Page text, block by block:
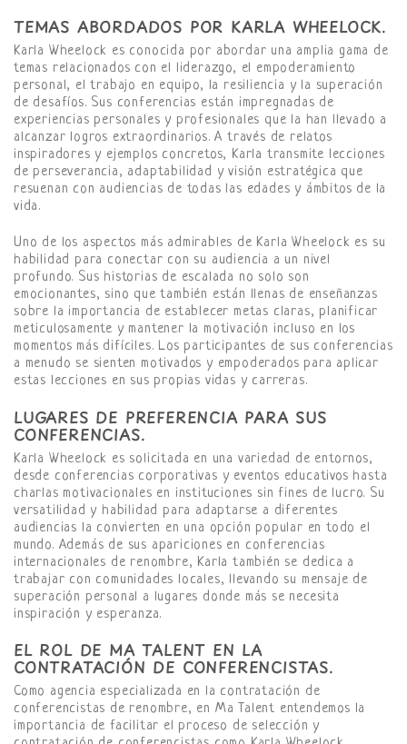
TEMAS ABORDADOS POR KARLA WHEELOCK.
Karla Wheelock es conocida por abordar una amplia gama de
temas relacionados con el liderazgo, el empoderamiento
personal, el trabajo en equipo, la resiliencia y la superación
de desafíos. Sus conferencias están impregnadas de
experiencias personales y profesionales que la han llevado a
alcanzar logros extraordinarios. A través de relatos
inspiradores y ejemplos concretos, Karla transmite lecciones
de perseverancia, adaptabilidad y visión estratégica que
resuenan con audiencias de todas las edades y ámbitos de la
vida.
Uno de los aspectos más admirables de Karla Wheelock es su
habilidad para conectar con su audiencia a un nivel
profundo. Sus historias de escalada no solo son
emocionantes, sino que también están llenas de enseñanzas
sobre la importancia de establecer metas claras, planificar
meticulosamente y mantener la motivación incluso en los
momentos más difíciles. Los participantes de sus conferencias
a menudo se sienten motivados y empoderados para aplicar
estas lecciones en sus propias vidas y carreras.
LUGARES DE PREFERENCIA PARA SUS
CONFERENCIAS.
Karla Wheelock es solicitada en una variedad de entornos,
desde conferencias corporativas y eventos educativos hasta
charlas motivacionales en instituciones sin fines de lucro. Su
versatilidad y habilidad para adaptarse a diferentes
audiencias la convierten en una opción popular en todo el
mundo. Además de sus apariciones en conferencias
internacionales de renombre, Karla también se dedica a
trabajar con comunidades locales, llevando su mensaje de
superación personal a lugares donde más se necesita
inspiración y esperanza.
EL ROL DE MA TALENT EN LA
CONTRATACIÓN DE CONFERENCISTAS.
Como agencia especializada en la contratación de
conferencistas de renombre, en Ma Talent entendemos la
importancia de facilitar el proceso de selección y